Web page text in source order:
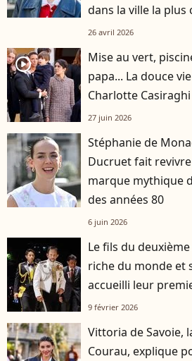
dans la ville la plus
26 avril 2026
player2
Mise au vert,
papa... La douce
Charlotte
27 juin 2026
Stéphanie de
Ducruet fait
marque mythique
des années 80
6 juin 2026
Le fils du
riche du monde et
accueilli leur
9 février 2026
Vittoria de Savoie,
Courau, explique